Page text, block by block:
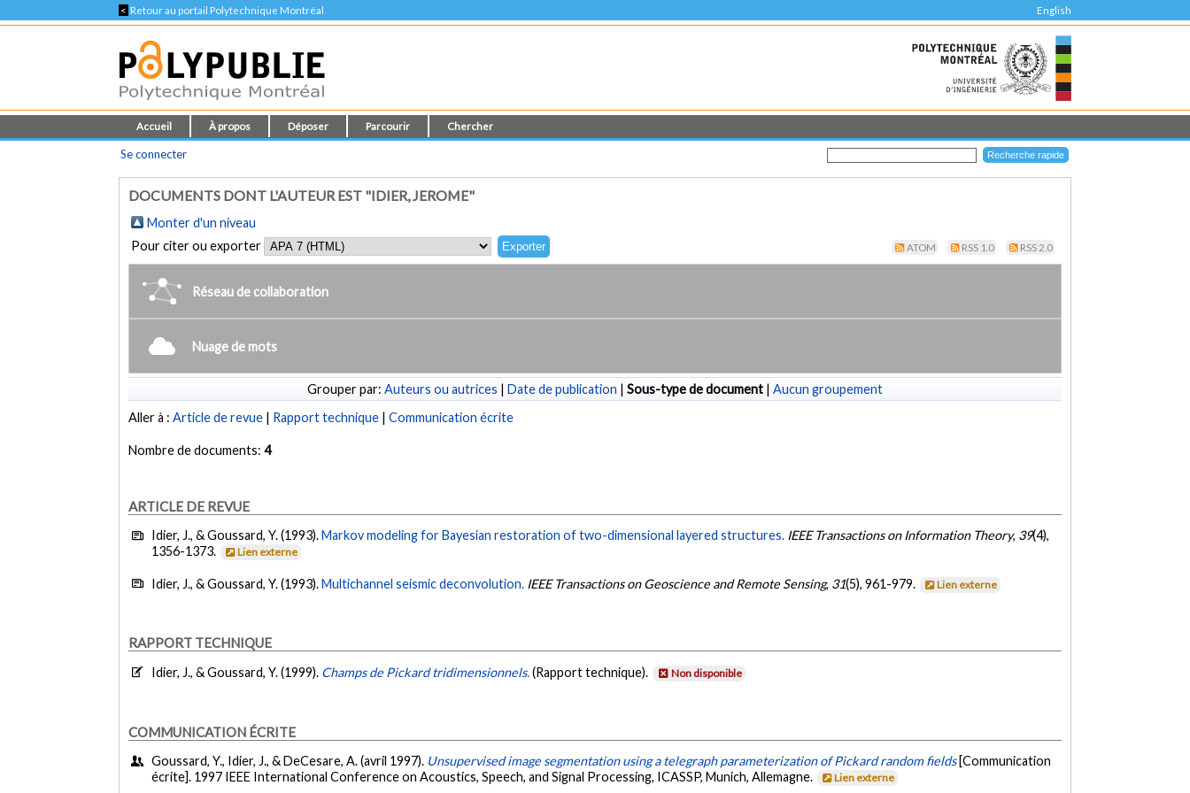
< Retour au portail Polytechnique Montréal English
Accueil À propos Déposer Parcourir Chercher
Se connecter
DOCUMENTS DONT L'AUTEUR EST "IDIER, JEROME"
Monter d'un niveau
Pour citer ou exporter
ATOM RSS 1.0 RSS 2.0
Réseau de collaboration
Nuage de mots
Grouper par: Auteurs ou autrices | Date de publication | Sous-type de document | Aucun groupement
Aller à :Article de revue | Rapport technique |Communication écrite
Nombre de documents:4
ARTICLE DE REVUE
Idier, J., & Goussard, Y. (1993).Markov modeling for Bayesian restoration of two-dimensional layered structures. IEEE Transactions on Information Theory, 39(4),
1356-1373.
Lien externe
Idier, J., & Goussard, Y. (1993).Multichannel seismic deconvolution. IEEE Transactions on Geoscience and Remote Sensing, 31(5), 961-979. Lien externe
RAPPORT TECHNIQUE
Idier, J., & Goussard, Y. (1999). Champs de Pickard tridimensionnels.(Rapport technique). Non disponible
COMMUNICATION ÉCRITE
Goussard, Y., Idier, J., & DeCesare, A. (avril 1997). Unsupervised image segmentation using a telegraph parameterization of Pickard random fields [Communication
écrite]. 1997 IEEE International Conference on Acoustics, Speech, and Signal Processing, ICASSP, Munich, Allemagne.
Lien externe